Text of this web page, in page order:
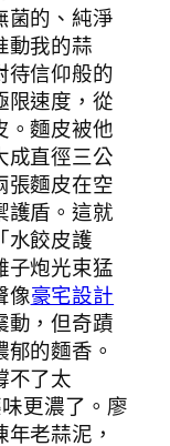
菌的、純淨
動我的蒜
待信仰般的
限速度，從
。麵皮被他
成直徑三公
張麵皮在空
護盾。這就
水餃皮護
子炮光束猛
像豪宅設計
動，但奇蹟
的麵香。
不了太
更濃了。廖
老蒜泥，